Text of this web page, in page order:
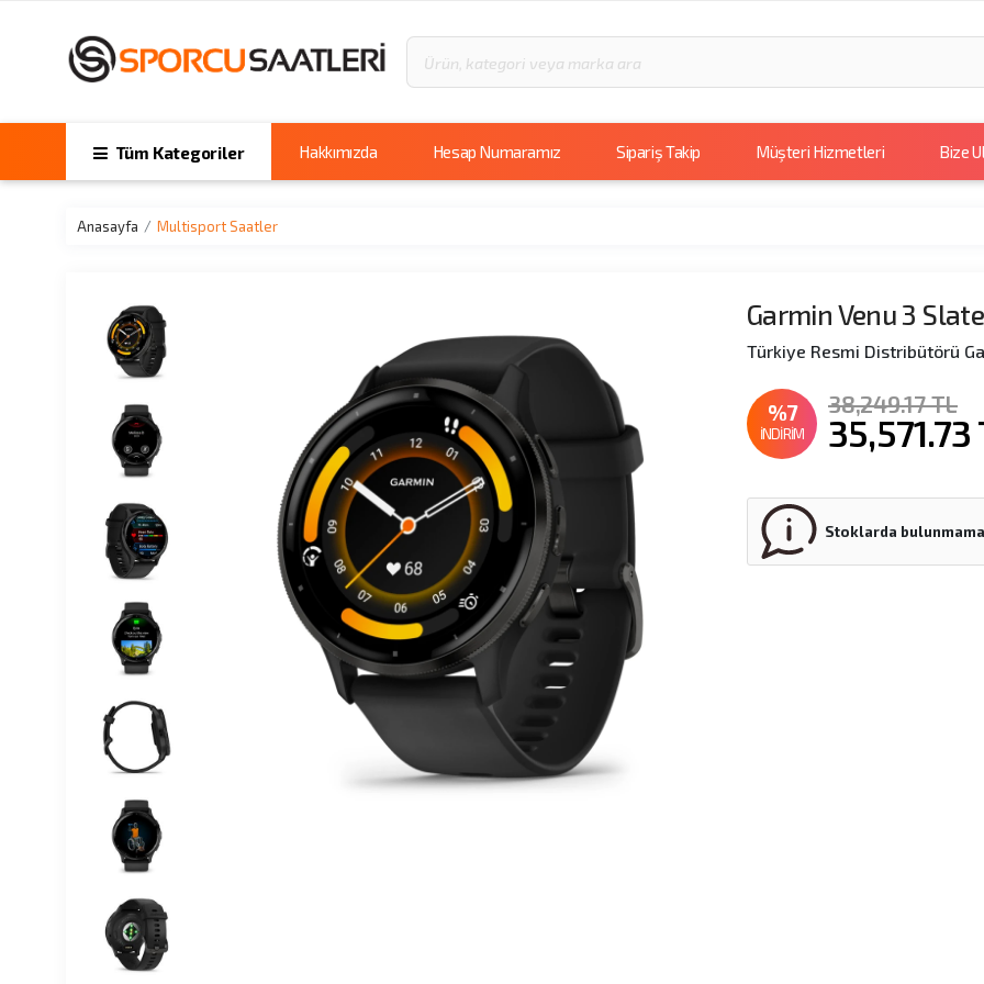
Tüm Kategoriler Hakkımızda Hesap Numaramız Sipariş Takip Müşteri Hizmetleri Bize
Anasayfa Multisport Saatler
Garmin Venu 3
Türkiye Resmi Distribütörü
%7
İNDİRİM
38,249.17 TL
35,571.73
Stoklarda